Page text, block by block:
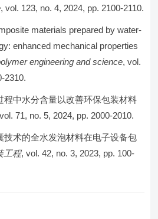
, vol. 123, no. 4, 2024, pp. 2100-2110.
materials prepared by water-
enhanced mechanical properties
engineering and science, vol.
2310.
程中水分含量以改善环保包装材料
71, no. 5, 2024, pp. 2000-2010.
技术的全水发泡材料在电子设备包
工程, vol. 42, no. 3, 2023, pp. 100-